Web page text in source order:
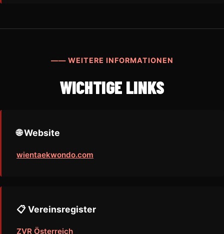
—— WEITERE INFORMATIONEN
WICHTIGE LINKS
🌐 Website
wientaekwondo.com
📋 Vereinsregister
ZVR Österreich